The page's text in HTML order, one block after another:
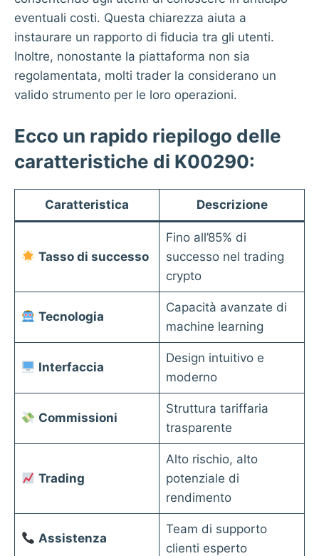
eventuali costi. Questa chiarezza aiuta a
instaurare un rapporto di fiducia tra gli utenti.
Inoltre, nonostante la piattaforma non sia
regolamentata, molti trader la considerano un
valido strumento per le loro operazioni.
Ecco un rapido riepilogo delle
caratteristiche di K00290:
Caratteristica Descrizione
Tasso di successo
Fino all’85% di
successo nel trading
crypto
Tecnologia
Capacità avanzate di
machine learning
Interfaccia
Design intuitivo e
moderno
Commissioni
Struttura tariffaria
trasparente
Trading
Alto rischio, alto
potenziale di
rendimento
Assistenza
Team di supporto
clienti esperto